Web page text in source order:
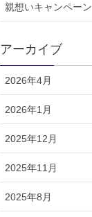
親想いキャンペーン
アーカイブ
2026年4月
2026年1月
2025年12月
2025年11月
2025年8月